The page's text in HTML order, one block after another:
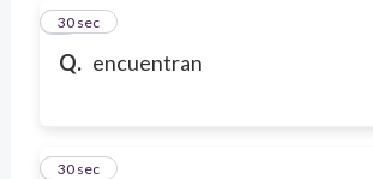
Q. encuentran
7
30 sec
8
30 sec